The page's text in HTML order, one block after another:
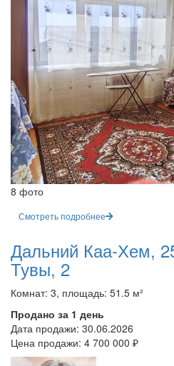
8 фото
Смотреть подробнее
Дальний Каа-Хем,
Тувы, 2
Комнат: 3, площадь: 51.5 м²
Продано за 1 день
Дата продажи: 30.06.2026
Цена продажи: 4 700 000 ₽